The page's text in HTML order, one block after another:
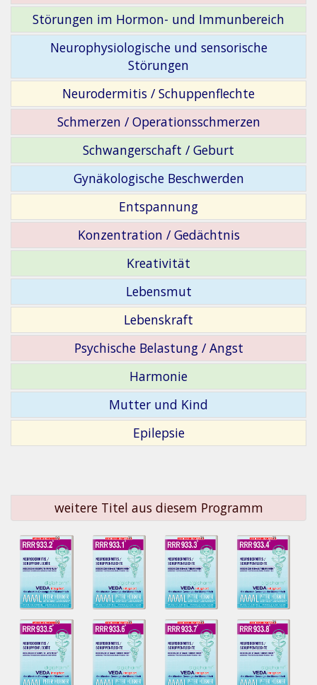
Störungen im Hormon- und Immunbereich
Neurophysiologische und sensorische
Störungen
Neurodermitis / Schuppenflechte
Schmerzen / Operationsschmerzen
Schwangerschaft / Geburt
Gynäkologische Beschwerden
Entspannung
Konzentration / Gedächtnis
Kreativität
Lebensmut
Lebenskraft
Psychische Belastung / Angst
Harmonie
Mutter und Kind
Epilepsie
weitere Titel aus diesem Programm